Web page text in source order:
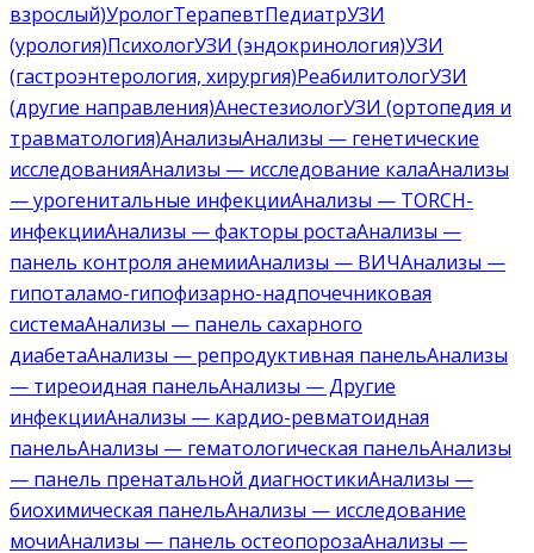
взрослый)УрологТерапевтПедиатрУЗИ
(урология)ПсихологУЗИ (эндокринология)УЗИ
(гастроэнтерология, хирургия)РеабилитологУЗИ
(другие направления)АнестезиологУЗИ (ортопедия и
травматология)АнализыАнализы — генетические
исследованияАнализы — исследование калаАнализы
— урогенитальные инфекцииАнализы — TORCH-
инфекцииАнализы — факторы ростаАнализы —
панель контроля анемииАнализы — ВИЧАнализы —
гипоталамо-гипофизарно-надпочечниковая
системаАнализы — панель сахарного
диабетаАнализы — репродуктивная панельАнализы
— тиреоидная панельАнализы — Другие
инфекцииАнализы — кардио-ревматоидная
панельАнализы — гематологическая панельАнализы
— панель пренатальной диагностикиАнализы —
биохимическая панельАнализы — исследование
мочиАнализы — панель остеопорозаАнализы —